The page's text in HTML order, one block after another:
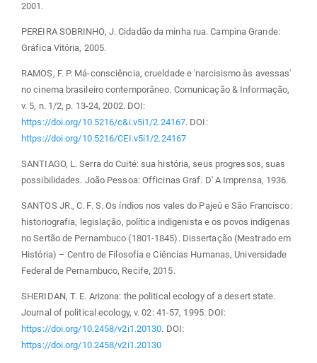
2001.
PEREIRA SOBRINHO, J. Cidadão da minha rua. Campina Grande:
Gráfica Vitória, 2005.
RAMOS, F. P. Má-consciência, crueldade e 'narcisismo às avessas'
no cinema brasileiro contemporâneo. Comunicação & Informação,
v. 5, n. 1/2, p. 13-24, 2002. DOI:
https://doi.org/10.5216/c&i.v5i1/2.24167. DOI:
https://doi.org/10.5216/CEI.v5i1/2.24167
SANTIAGO, L. Serra do Cuité: sua história, seus progressos, suas
possibilidades. João Pessoa: Officinas Graf. D' A Imprensa, 1936.
SANTOS JR., C. F. S. Os índios nos vales do Pajeú e São Francisco:
historiografia, legislação, política indigenista e os povos indígenas
no Sertão de Pernambuco (1801-1845). Dissertação (Mestrado em
História) – Centro de Filosofia e Ciências Humanas, Universidade
Federal de Pernambuco, Recife, 2015.
SHERIDAN, T. E. Arizona: the political ecology of a desert state.
Journal of political ecology, v. 02: 41-57, 1995. DOI:
https://doi.org/10.2458/v2i1.20130. DOI:
https://doi.org/10.2458/v2i1.20130